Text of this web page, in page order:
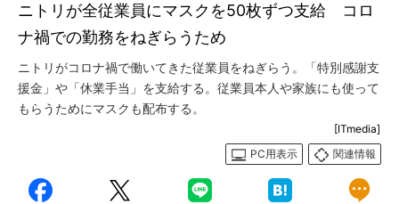
ニトリが全従業員にマスクを50枚ずつ支給 コロ
ナ禍での勤務をねぎらうため
ニトリがコロナ禍で働いてきた従業員をねぎらう。「特別感謝支
援金」や「休業手当」を支給する。従業員本人や家族にも使って
もらうためにマスクも配布する。
[ITmedia]
PC用表示
関連情報